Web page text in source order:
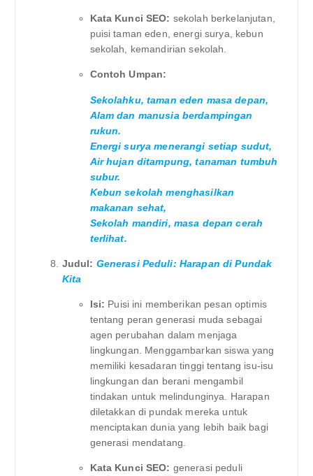
Kata Kunci SEO: sekolah berkelanjutan,
puisi taman eden, energi surya, kebun
sekolah, kemandirian sekolah.
Contoh Umpan:
Sekolahku, taman eden masa depan,
Alam dan manusia berdampingan
rukun.
Energi surya menerangi setiap sudut,
Air hujan ditampung, tanaman tumbuh
subur.
Kebun sekolah menghasilkan
makanan sehat,
Sekolah mandiri, masa depan cerah
terlihat.
Judul: Generasi Peduli: Harapan di Pundak
Kita
Isi: Puisi ini memberikan pesan optimis
tentang peran generasi muda sebagai
agen perubahan dalam menjaga
lingkungan. Menggambarkan siswa yang
memiliki kesadaran tinggi tentang isu-isu
lingkungan dan berani mengambil
tindakan untuk melindunginya. Harapan
diletakkan di pundak mereka untuk
menciptakan dunia yang lebih baik bagi
generasi mendatang.
Kata Kunci SEO: generasi peduli